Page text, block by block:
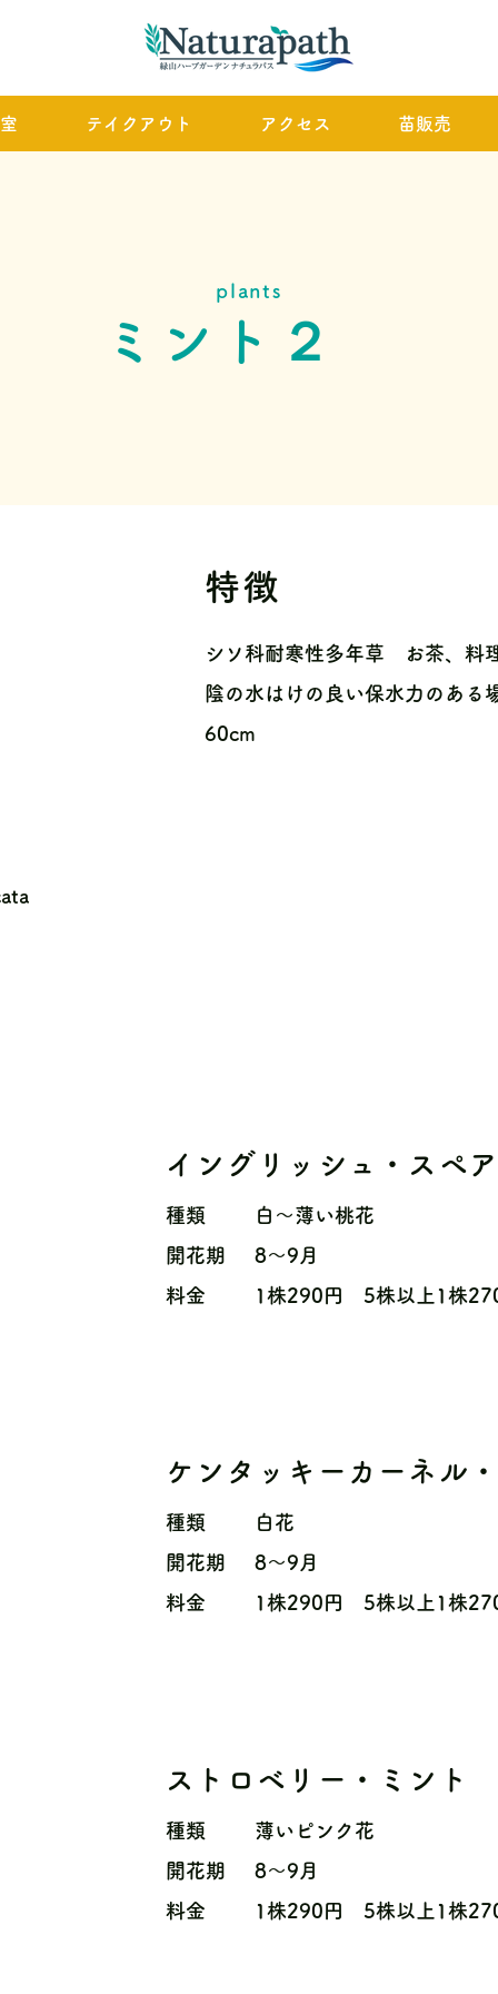
テイクアウト アクセス 苗販売
plants
ミント２
特徴
シソ科耐寒性多年草 お茶、料
陰の水はけの良い保水力のある
60cm
イングリッシュ・スペ
種類
白〜薄い桃花
開花期
8〜9月
料金
1株290円 5株以上1株
ケンタッキーカーネル
種類
白花
開花期
8〜9月
料金
1株290円 5株以上1株
ストロベリー・ミント
種類
薄いピンク花
開花期
8〜9月
料金
1株290円 5株以上1株